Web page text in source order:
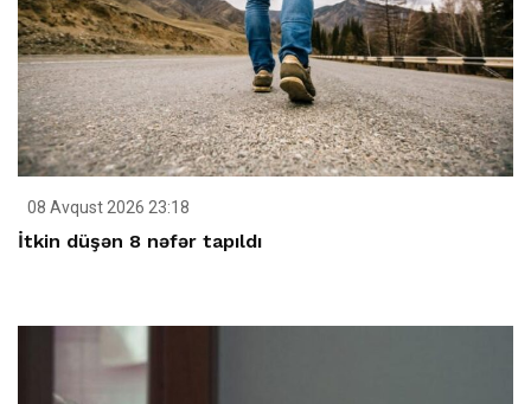
08 Avqust 2026 23:18
İtkin düşən 8 nəfər tapıldı